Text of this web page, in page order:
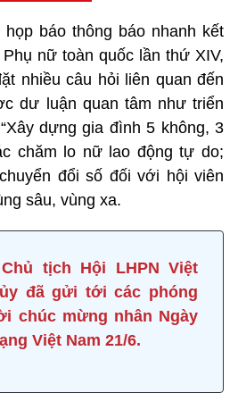
báo thông báo nhanh kết
nữ toàn quốc lần thứ XIV,
nhiều câu hỏi liên quan đến
dư luận quan tâm như triển
dựng gia đình 5 không, 3
chăm lo nữ lao động tự do;
đổi số đối với hội viên
sâu, vùng xa.
tịch Hội LHPN Việt
đã gửi tới các phóng
chúc mừng nhân Ngày
Việt Nam 21/6.